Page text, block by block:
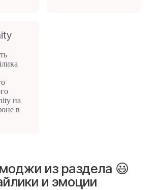
из раздела 😃
и эмоции